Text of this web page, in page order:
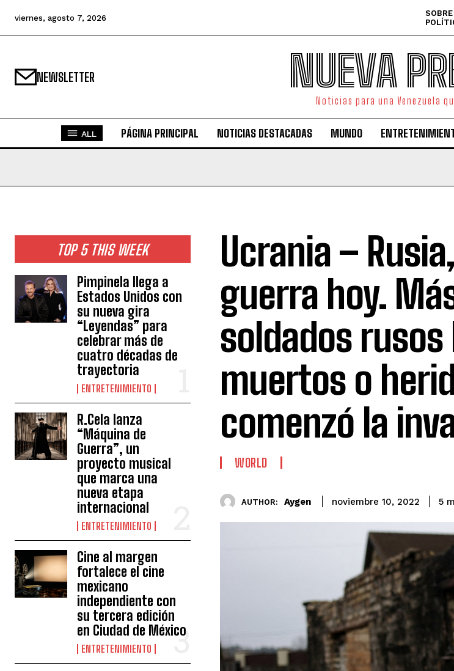
viernes, agosto 7, 2026
NEWSLETTER NUEVA
Noticias para una Venezuela
ALL PÁGINA PRINCIPAL NOTICIAS DESTACADAS MUNDO
TOP 5 THIS WEEK
Pimpinela llega a
Estados Unidos con
su nueva gira
“Leyendas” para
celebrar más de
cuatro décadas de
trayectoria
ENTRETENIMIENTO
R.Cela lanza
“Máquina de
Guerra”, un
proyecto musical
que marca una
nueva etapa
internacional
ENTRETENIMIENTO
Cine al margen
fortalece el cine
mexicano
independiente con
su tercera edición
en Ciudad de México
ENTRETENIMIENTO
Ucrania –
guerra hoy.
soldados
muertos o
comenzó la
WORLD
AUTHOR: Aygen noviembre 10, 2022 5